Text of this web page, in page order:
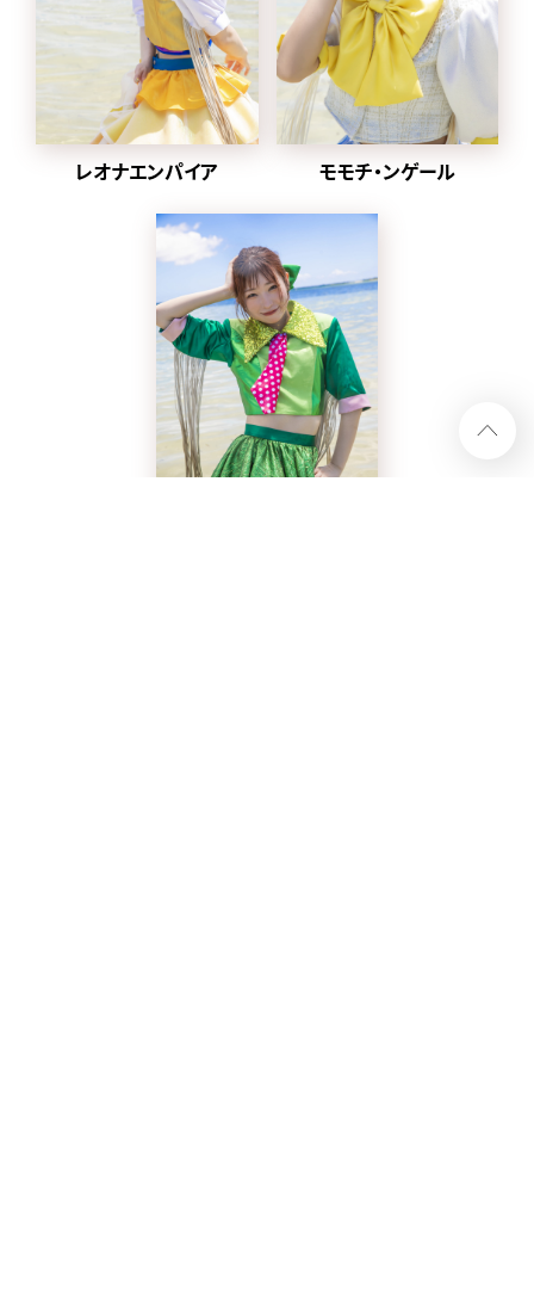
元々アドバイザーを務めて
いた、クロちゃんがプロデ
ューサー就任、ハナエモン
スターが復帰、
グループ名を戻すことが発
表された。
同日にクロちゃんが作詞し
ル配信がスタート。
レオナエンパイア モモチ・ンゲール